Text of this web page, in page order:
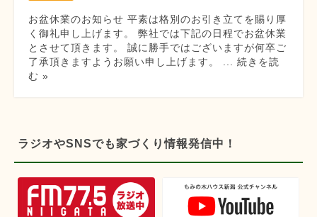
お盆休業のお知らせ 平素は格別のお引き立てを賜り厚
く御礼申し上げます。 弊社では下記の日程でお盆休業
とさせて頂きます。 誠に勝手ではございますが何卒ご
了承頂きますようお願い申し上げます。 ... 続きを読
む »
ラジオやSNSでも家づくり情報発信中！